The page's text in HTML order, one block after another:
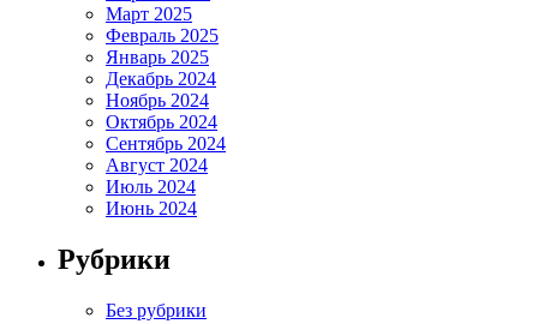
Март 2025
Февраль 2025
Январь 2025
Декабрь 2024
Ноябрь 2024
Октябрь 2024
Сентябрь 2024
Август 2024
Июль 2024
Июнь 2024
Рубрики
Без рубрики